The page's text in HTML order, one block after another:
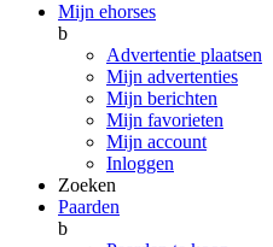
Mijn ehorses
b
Advertentie plaatsen
Mijn advertenties
Mijn berichten
Mijn favorieten
Mijn account
Inloggen
Zoeken
Paarden
b